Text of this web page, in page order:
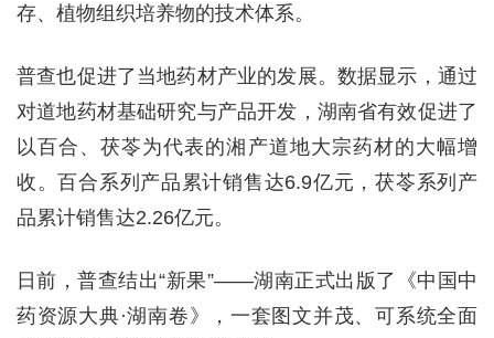
存、植物组织培养物的技术体系。
普查也促进了当地药材产业的发展。数据显示，通过
对道地药材基础研究与产品开发，湖南省有效促进了
以百合、茯苓为代表的湘产道地大宗药材的大幅增
收。百合系列产品累计销售达6.9亿元，茯苓系列产
品累计销售达2.26亿元。
日前，普查结出“新果”——湖南正式出版了《中国中
药资源大典·湖南卷》，一套图文并茂、可系统全面